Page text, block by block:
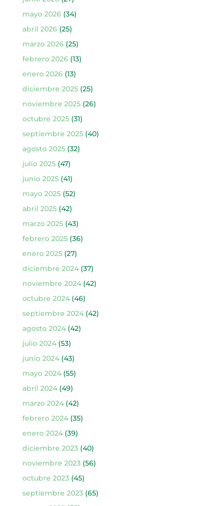
mayo 2026(34)
abril 2026(25)
marzo 2026(25)
febrero 2026(13)
enero 2026(13)
diciembre 2025(25)
noviembre 2025(26)
octubre 2025(31)
septiembre 2025(40)
agosto 2025(32)
julio 2025(47)
junio 2025(41)
mayo 2025(52)
abril 2025(42)
marzo 2025(43)
febrero 2025(36)
enero 2025(27)
diciembre 2024(37)
noviembre 2024(42)
octubre 2024(46)
septiembre 2024(42)
agosto 2024(42)
julio 2024(53)
junio 2024(43)
mayo 2024(55)
abril 2024(49)
marzo 2024(42)
febrero 2024(35)
enero 2024(39)
diciembre 2023(40)
noviembre 2023(56)
octubre 2023(45)
septiembre 2023(65)